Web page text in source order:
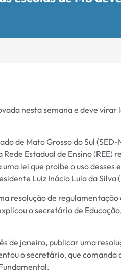
nesta semana e deve
de Mato Grosso do Sul
Rede Estadual de Ensino
lei que proíbe o uso desses
Luiz Inácio Lula da Silva
resolução de
o secretário de
de janeiro, publicar uma
o secretário, que comanda